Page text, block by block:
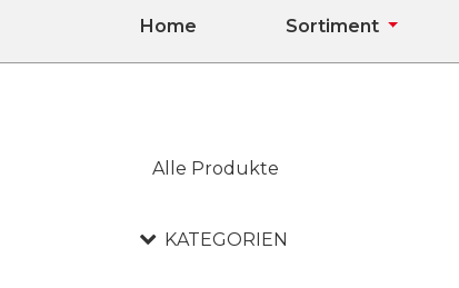
Home Sortiment
Alle Produkte
KATEGORIEN